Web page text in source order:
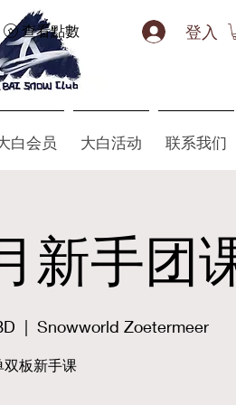
查看點數 登入
白会员 大白活动 联系我们
新手团
  |
Snowworld Zoetermeer
双板新手课